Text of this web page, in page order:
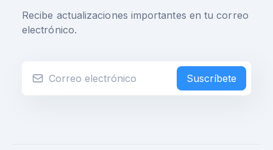
Recibe actualizaciones importantes en tu correo
electrónico.
Suscríbete